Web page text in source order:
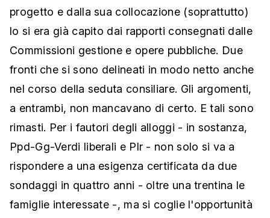
progetto e dalla sua collocazione (soprattutto)
lo si era già capito dai rapporti consegnati dalle
Commissioni gestione e opere pubbliche. Due
fronti che si sono delineati in modo netto anche
nel corso della seduta consiliare. Gli argomenti,
a entrambi, non mancavano di certo. E tali sono
rimasti. Per i fautori degli alloggi - in sostanza,
Ppd-Gg-Verdi liberali e Plr - non solo si va a
rispondere a una esigenza certificata da due
sondaggi in quattro anni - oltre una trentina le
famiglie interessate -, ma si coglie l'opportunità